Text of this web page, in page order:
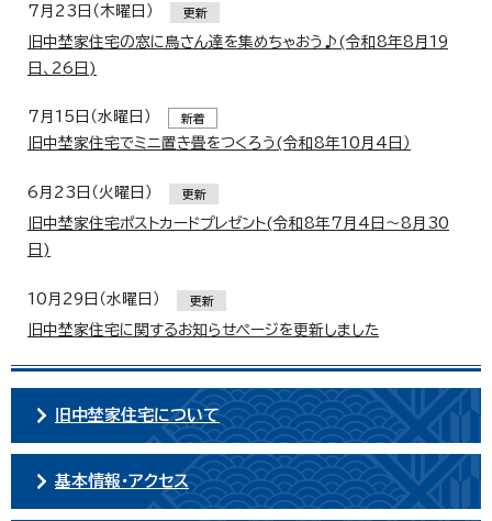
7月23日（木曜日） 更新
旧中埜家住宅の窓に鳥さん達を集めちゃおう♪(令和8年8月19
日、26日)
7月15日（水曜日） 新着
旧中埜家住宅でミニ置き畳をつくろう(令和8年10月4日）
6月23日（火曜日） 更新
旧中埜家住宅ポストカードプレゼント(令和8年7月4日～8月30
日)
10月29日（水曜日） 更新
旧中埜家住宅に関するお知らせページを更新しました
旧中埜家住宅について
基本情報・アクセス